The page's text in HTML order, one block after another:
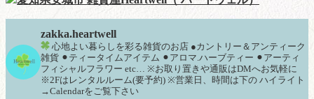
zakka.heartwell
心地よい暮らしを彩る雑貨のお店 ●カントリー＆アンティーク
雑貨 ⚫︎ティータイムアイテム ⚫︎アロマ.ハーブティー ⚫︎アーティ
フィシャルフラワー etc… ※お取り置きや通販はDMへお気軽に
※2Fはレンタルルーム(要予約) ※営業日、時間は下の ハイライト
→Calendarをご覧下さい